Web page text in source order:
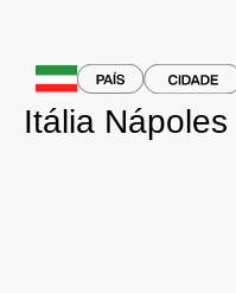
Itália Nápoles